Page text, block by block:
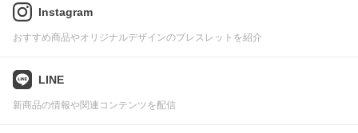
Instagram
おすすめ商品やオリジナルデザインのブレスレットを紹介
LINE
新商品の情報や関連コンテンツを配信